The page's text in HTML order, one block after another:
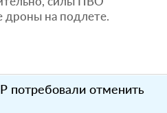
дроны на подлете.
потребовали отменить